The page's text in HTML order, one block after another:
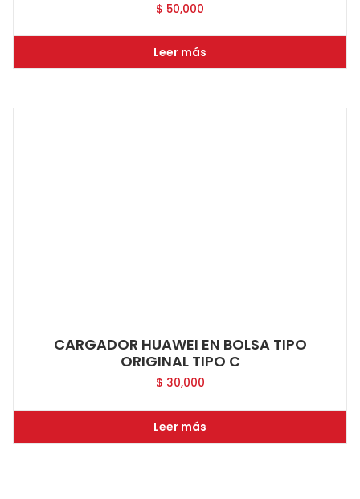
$ 50,000
Leer más
CARGADOR HUAWEI EN BOLSA TIPO
ORIGINAL TIPO C
$ 30,000
Leer más